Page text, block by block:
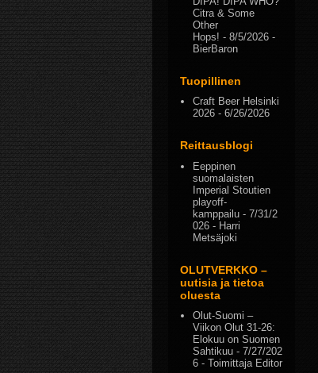
Citra & Some
Other
Hops! - 8/5/2026 -
BierBaron
Tuopillinen
Craft Beer Helsinki
2026 - 6/26/2026
Reittausblogi
Eeppinen
suomalaisten
Imperial Stoutien
playoff-
kamppailu - 7/31/2
026 - Harri
Metsäjoki
OLUTVERKKO –
uutisia ja tietoa
oluesta
Olut-Suomi –
Viikon Olut 31-26:
Elokuu on Suomen
Sahtikuu - 7/27/202
6 - Toimittaja Editor